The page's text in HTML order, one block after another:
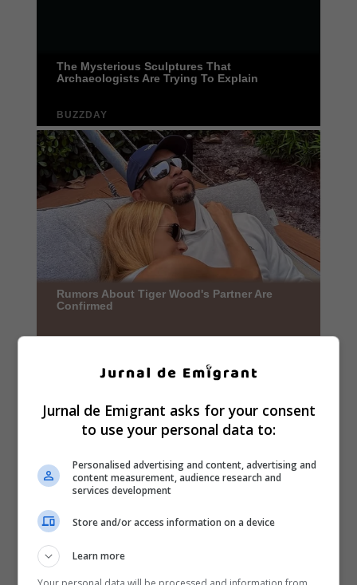
Jurnal de Emigrant asks for your consent
to use your personal data to:
Personalised advertising and content, advertising and
content measurement, audience research and
services development
Store and/or access information on a device
Learn more